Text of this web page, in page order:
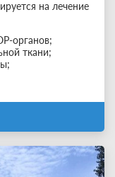
на лечение
органов;
ткани;